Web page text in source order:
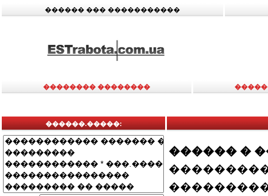
������ ��� �����������
�������� ��������
������.�����:
������ �